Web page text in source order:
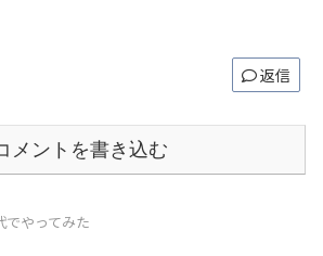
返信
メントを書き込む
でやってみた